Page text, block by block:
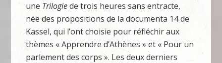
une Trilogiede trois heures sans entracte,
née des propositions de la documenta 14 de
Kassel, qui l’ont choisie pour réfléchir aux
thèmes « Apprendre d’Athènes » et « Pour un
parlement des corps ». Les deux derniers